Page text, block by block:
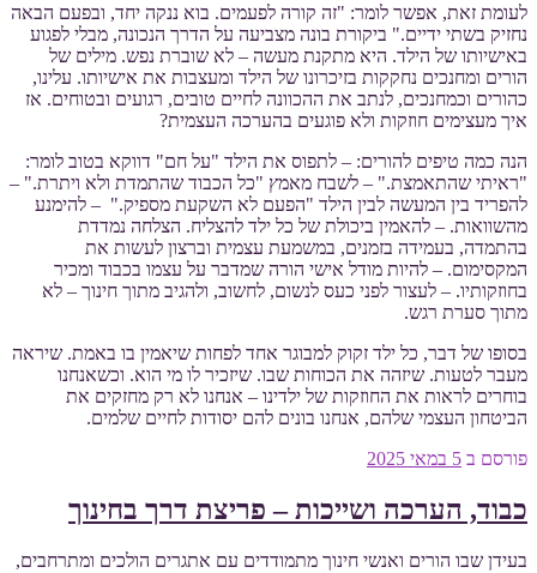
לעומת זאת, אפשר לומר: "זה קורה לפעמים. בוא ננקה יחד, ובפעם הבאה
נחזיק בשתי ידיים." ביקורת בונה מצביעה על הדרך הנכונה, מבלי לפגוע
באישיותו של הילד. היא מתקנת מעשה – לא שוברת נפש. מילים של
הורים ומחנכים נחקקות בזיכרונו של הילד ומעצבות את אישיותו. עלינו,
כהורים וכמחנכים, לנתב את ההכוונה לחיים טובים, רגועים ובטוחים. אז
איך מעצימים חוזקות ולא פוגעים בהערכה העצמית?
הנה כמה טיפים להורים: – לתפוס את הילד "על חם" דווקא בטוב לומר:
"ראיתי שהתאמצת." – לשבח מאמץ "כל הכבוד שהתמדת ולא ויתרת." –
להפריד בין המעשה לבין הילד "הפעם לא השקעת מספיק." – להימנע
מהשוואות. – להאמין ביכולת של כל ילד להצליח. הצלחה נמדדת
בהתמדה, בעמידה בזמנים, במשמעת עצמית וברצון לעשות את
המקסימום. – להיות מודל אישי הורה שמדבר על עצמו בכבוד ומכיר
בחוזקותיו. – לעצור לפני כעס לנשום, לחשוב, ולהגיב מתוך חינוך – לא
מתוך סערת רגש.
בסופו של דבר, כל ילד זקוק למבוגר אחד לפחות שיאמין בו באמת. שיראה
מעבר לטעות. שיזהה את הכוחות שבו. שיזכיר לו מי הוא. וכשאנחנו
בוחרים לראות את החוזקות של ילדינו – אנחנו לא רק מחזקים את
הביטחון העצמי שלהם, אנחנו בונים להם יסודות לחיים שלמים.
פורסם ב 5 במאי 2025
כבוד, הערכה ושייכות – פריצת דרך בחינוך
בעידן שבו הורים ואנשי חינוך מתמודדים עם אתגרים הולכים ומתרחבים,